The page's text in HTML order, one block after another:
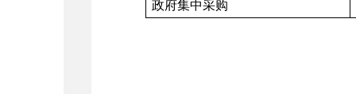
政府集中采购